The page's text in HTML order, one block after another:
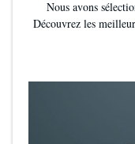
Nous avons
Découvrez les